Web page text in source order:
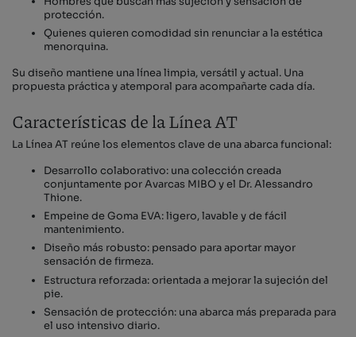
protección.
Quienes quieren comodidad sin renunciar a la estética
menorquina.
Su diseño mantiene una línea limpia, versátil y actual. Una
propuesta práctica y atemporal para acompañarte cada día.
Características de la Línea AT
La Línea AT reúne los elementos clave de una abarca funcional:
Desarrollo colaborativo: una colección creada
conjuntamente por Avarcas MIBO y el Dr. Alessandro
Thione.
Empeine de Goma EVA: ligero, lavable y de fácil
mantenimiento.
Diseño más robusto: pensado para aportar mayor
sensación de firmeza.
Estructura reforzada: orientada a mejorar la sujeción del
pie.
Sensación de protección: una abarca más preparada para
el uso intensivo diario.